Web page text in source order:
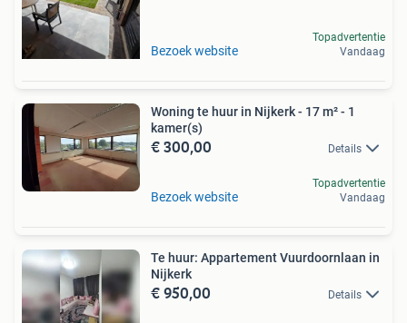
Bezoek website
Topadvertentie
Vandaag
Woning te huur in Nijkerk - 17 m² - 1
kamer(s)
€ 300,00 Details
Bezoek website
Topadvertentie
Vandaag
Te huur: Appartement Vuurdoornlaan in
Nijkerk
€ 950,00 Details